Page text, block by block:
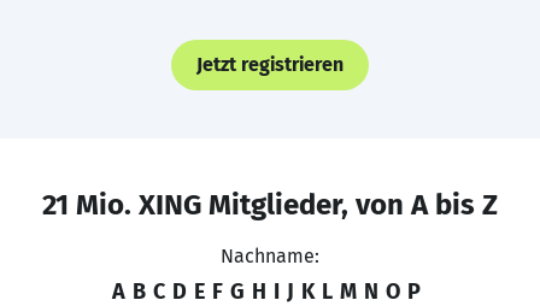
Jetzt registrieren
21 Mio. XING Mitglieder, von A bis Z
Nachname:
A B C D E F G H I J K L M N O P